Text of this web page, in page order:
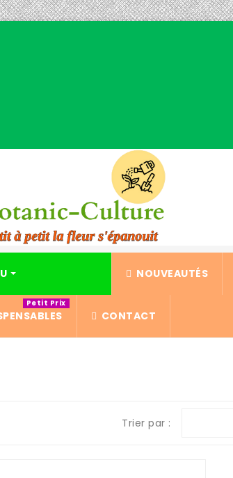
NOUVEAUTÉS
Petit Prix
CONTACT
Trier par :